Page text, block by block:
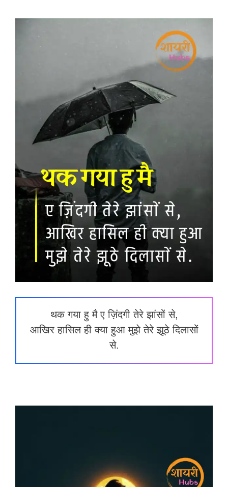
थक गया हु मै ए ज़िंदगी तेरे झांसों से,
आखिर हासिल ही क्या हुआ मुझे तेरे झूठे दिलासों
से.